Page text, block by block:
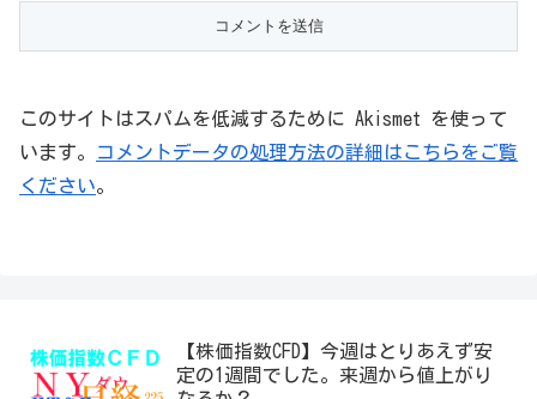
このサイトはスパムを低減するために Akismet を使って
います。
コメントデータの処理方法の詳細はこちらをご覧
ください。
【株価指数CFD】今週はとりあえず安
定の1週間でした。来週から値上がり